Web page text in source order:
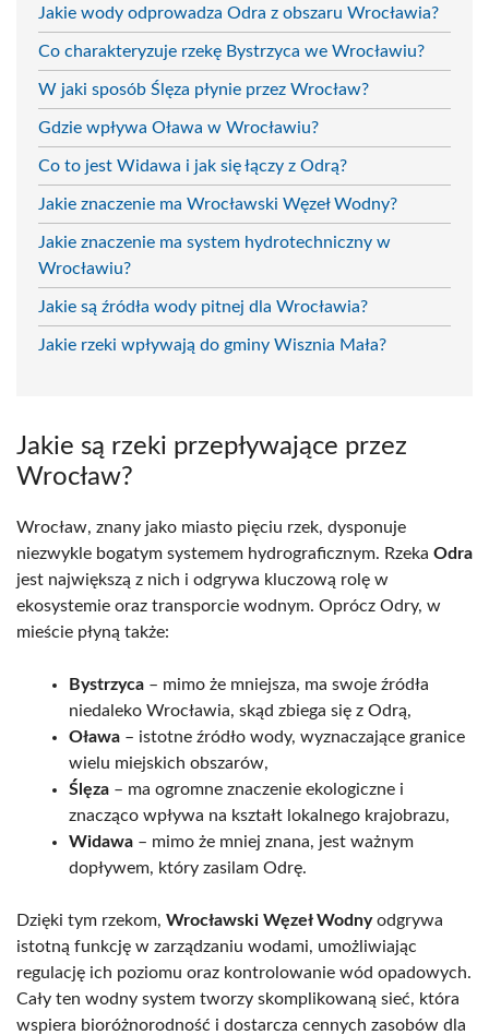
Jakie wody odprowadza Odra z obszaru Wrocławia?
Co charakteryzuje rzekę Bystrzyca we Wrocławiu?
W jaki sposób Ślęza płynie przez Wrocław?
Gdzie wpływa Oława w Wrocławiu?
Co to jest Widawa i jak się łączy z Odrą?
Jakie znaczenie ma Wrocławski Węzeł Wodny?
Jakie znaczenie ma system hydrotechniczny w
Wrocławiu?
Jakie są źródła wody pitnej dla Wrocławia?
Jakie rzeki wpływają do gminy Wisznia Mała?
Jakie są rzeki przepływające przez
Wrocław?
Wrocław, znany jako miasto pięciu rzek, dysponuje
niezwykle bogatym systemem hydrograficznym. Rzeka Odra
jest największą z nich i odgrywa kluczową rolę w
ekosystemie oraz transporcie wodnym. Oprócz Odry, w
mieście płyną także:
Bystrzyca – mimo że mniejsza, ma swoje źródła
niedaleko Wrocławia, skąd zbiega się z Odrą,
Oława – istotne źródło wody, wyznaczające granice
wielu miejskich obszarów,
Ślęza – ma ogromne znaczenie ekologiczne i
znacząco wpływa na kształt lokalnego krajobrazu,
Widawa – mimo że mniej znana, jest ważnym
dopływem, który zasilam Odrę.
Dzięki tym rzekom, Wrocławski Węzeł Wodnyodgrywa
istotną funkcję w zarządzaniu wodami, umożliwiając
regulację ich poziomu oraz kontrolowanie wód opadowych.
Cały ten wodny system tworzy skomplikowaną sieć, która
wspiera bioróżnorodność i dostarcza cennych zasobów dla